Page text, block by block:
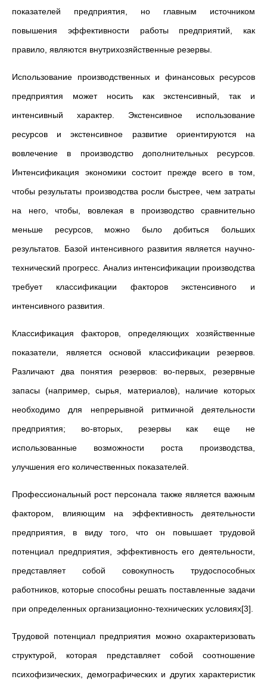
показателей предприятия, но главным источником
повышения эффективности работы предприятий, как
правило, являются внутрихозяйственные резервы.
Использование производственных и финансовых ресурсов
предприятия может носить как экстенсивный, так и
интенсивный характер. Экстенсивное использование
ресурсов и экстенсивное развитие ориентируются на
вовлечение в производство дополнительных ресурсов.
Интенсификация экономики состоит прежде всего в том,
чтобы результаты производства росли быстрее, чем затраты
на него, чтобы, вовлекая в производство сравнительно
меньше ресурсов, можно было добиться больших
результатов. Базой интенсивного развития является научно-
технический прогресс. Анализ интенсификации производства
требует классификации факторов экстенсивного и
интенсивного развития.
Классификация факторов, определяющих хозяйственные
показатели, является основой классификации резервов.
Различают два понятия резервов: во-первых, резервные
запасы (например, сырья, материалов), наличие которых
необходимо для непрерывной ритмичной деятельности
предприятия; во-вторых, резервы как еще не
использованные возможности роста производства,
улучшения его количественных показателей.
Профессиональный рост персонала также является важным
фактором, влияющим на эффективность деятельности
предприятия, в виду того, что он повышает трудовой
потенциал предприятия, эффективность его деятельности,
представляет собой совокупность трудоспособных
работников, которые способны решать поставленные задачи
при определенных организационно-технических условиях[3].
Трудовой потенциал предприятия можно охарактеризовать
структурой, которая представляет собой соотношение
психофизических, демографических и других характеристик